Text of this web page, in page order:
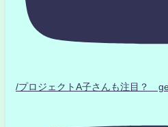
/プロジェクトA子さんも注目？